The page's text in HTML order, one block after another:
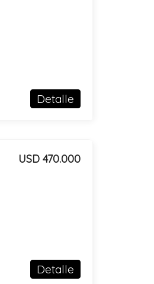
Detalle
USD 470.000
Detalle